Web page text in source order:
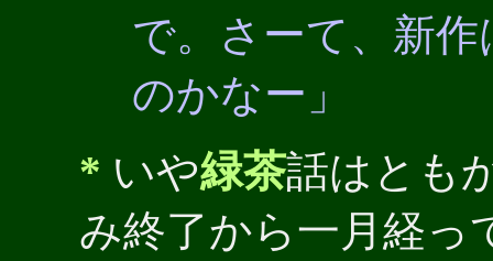
で。さーて、新
のかなー」
* いや緑茶話はとも
み終了から一月経っ